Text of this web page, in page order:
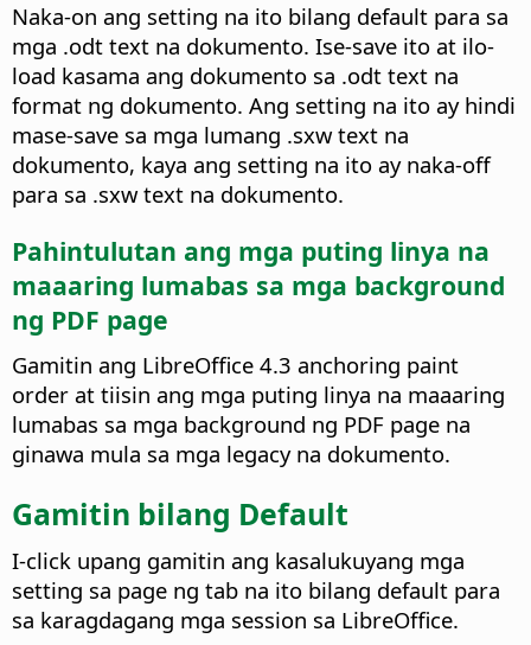
Naka-on ang setting na ito bilang default para sa
mga .odt text na dokumento. Ise-save ito at ilo-
load kasama ang dokumento sa .odt text na
format ng dokumento. Ang setting na ito ay hindi
mase-save sa mga lumang .sxw text na
dokumento, kaya ang setting na ito ay naka-off
para sa .sxw text na dokumento.
Pahintulutan ang mga puting linya na
maaaring lumabas sa mga background
ng PDF page
Gamitin ang LibreOffice 4.3 anchoring paint
order at tiisin ang mga puting linya na maaaring
lumabas sa mga background ng PDF page na
ginawa mula sa mga legacy na dokumento.
Gamitin bilang Default
I-click upang gamitin ang kasalukuyang mga
setting sa page ng tab na ito bilang default para
sa karagdagang mga session sa LibreOffice.